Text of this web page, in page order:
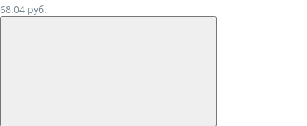
68.04 руб.